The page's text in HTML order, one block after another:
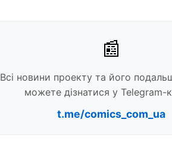
📰
Всі новини проекту та його
можете дізнатися у Telegram-
t.me/comics_com_ua